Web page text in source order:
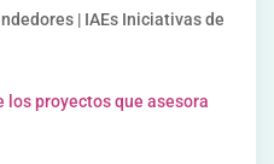
| IAEs Iniciativas de
los proyectos que asesora